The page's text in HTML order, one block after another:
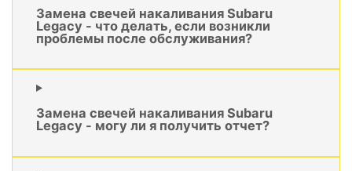
Замена свечей накаливания Subaru
Legacy - что делать, если возникли
проблемы после обслуживания?
Замена свечей накаливания Subaru
Legacy - могу ли я получить отчет?